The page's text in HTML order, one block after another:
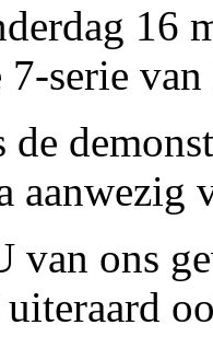
16
7-serie
de
aanwezig
van ons